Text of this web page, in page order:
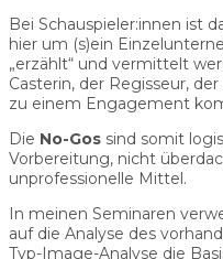
Bei Schauspieler:innen ist
hier um (s)ein
„erzählt“ und vermittelt
Casterin, der Regisseur,
zu einem Engagement
Die No-Gos sind somit
Vorbereitung, nicht
unprofessionelle Mittel.
In meinen Seminaren
auf die Analyse des
Typ-Image-Analyse die